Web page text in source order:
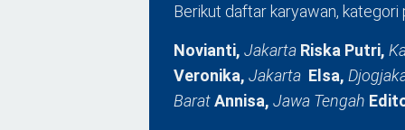
Berikut daftar karyawan,
Novianti, Jakarta Riska Putri,
Veronika, Jakarta Elsa,
BaratAnnisa, Jawa Tengah